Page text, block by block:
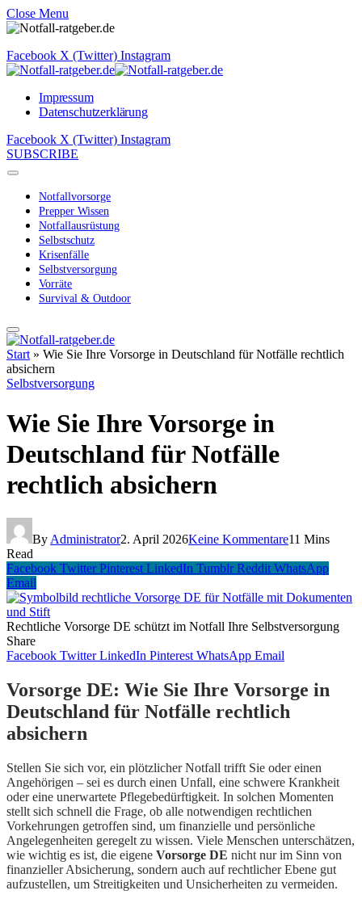
Close Menu
Facebook X (Twitter) Instagram
Impressum
Datenschutzerklärung
Facebook X (Twitter) Instagram
SUBSCRIBE
Notfallvorsorge
Prepper Wissen
Notfallausrüstung
Selbstschutz
Krisenfälle
Selbstversorgung
Vorräte
Survival & Outdoor
Start » Wie Sie Ihre Vorsorge in Deutschland für Notfälle rechtlich
absichern
Selbstversorgung
Wie Sie Ihre Vorsorge in
Deutschland für Notfälle
rechtlich absichern
By Administrator2. April 2026Keine Kommentare11 Mins
Read
Facebook Twitter Pinterest LinkedIn Tumblr Reddit WhatsApp
Email
Rechtliche Vorsorge DE schützt im Notfall Ihre Selbstversorgung
Share
Facebook Twitter LinkedIn Pinterest WhatsApp Email
Vorsorge DE: Wie Sie Ihre Vorsorge in
Deutschland für Notfälle rechtlich
absichern
Stellen Sie sich vor, ein plötzlicher Notfall trifft Sie oder einen
Angehörigen – sei es durch einen Unfall, eine schwere Krankheit
oder eine unerwartete Pflegebedürftigkeit. In solchen Momenten
stellt sich schnell die Frage, ob alle notwendigen rechtlichen
Vorkehrungen getroffen sind, um finanzielle und persönliche
Angelegenheiten geregelt zu wissen. Viele Menschen unterschätzen,
wie wichtig es ist, die eigene Vorsorge DE nicht nur im Sinn von
finanzieller Absicherung, sondern auch auf rechtlicher Ebene gut
aufzustellen, um Streitigkeiten und Unsicherheiten zu vermeiden.